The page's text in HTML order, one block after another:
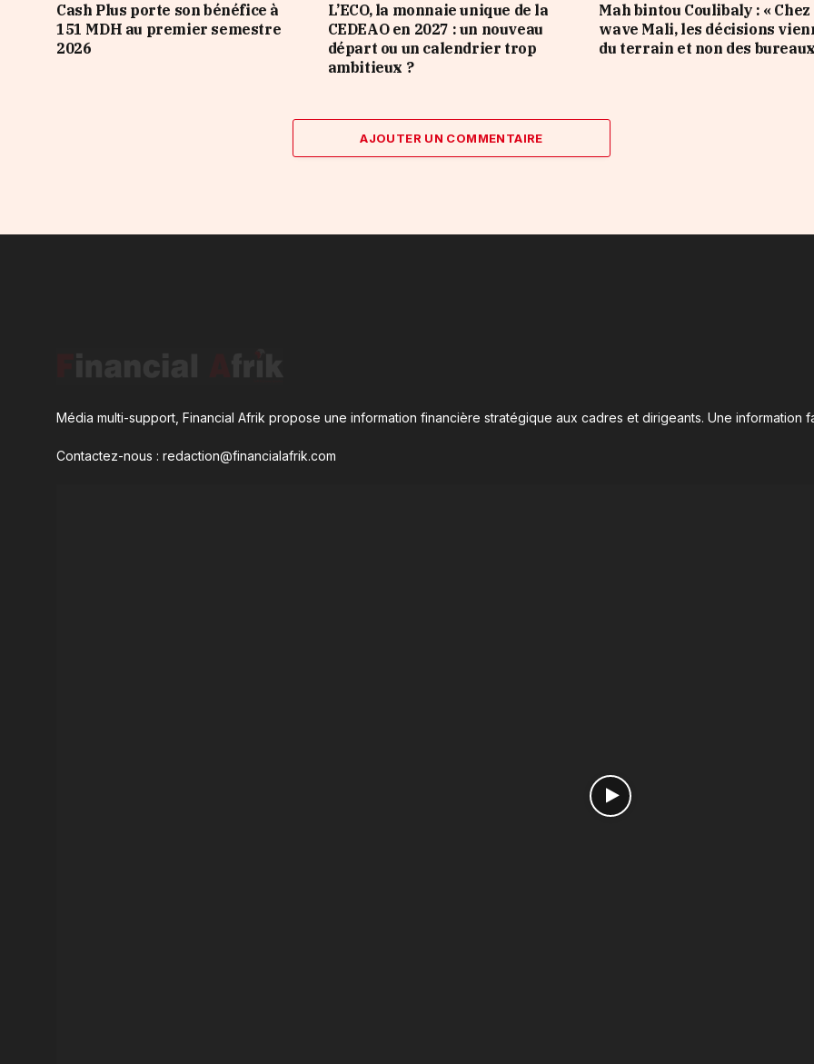
Cash Plus porte son bénéfice à
151 MDH au premier semestre
2026
L’ECO, la monnaie unique de la
CEDEAO en 2027 : un nouveau
départ ou un calendrier trop
ambitieux ?
Mah bintou Coulibaly : « Chez
wave Mali, les décisions
du terrain et non des
AJOUTER UN COMMENTAIRE
Média multi-support, Financial Afrik propose une information financière stratégique aux cadres et dirigeants. Une information
Contactez-nous : redaction@financialafrik.com